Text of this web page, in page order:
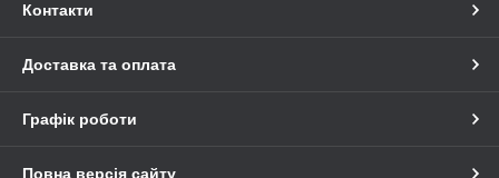
Контакти
Доставка та оплата
Графік роботи
Повна версія сайту